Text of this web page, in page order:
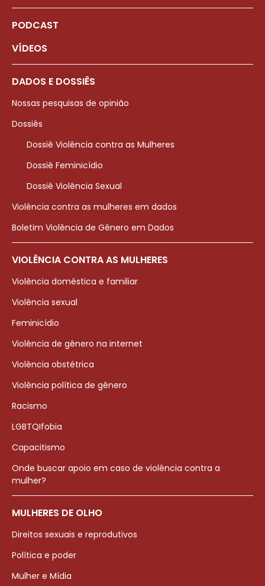
PODCAST
VÍDEOS
DADOS E DOSSIÊS
Nossas pesquisas de opinião
Dossiês
Dossiê Violência contra as Mulheres
Dossiê Feminicídio
Dossiê Violência Sexual
Violência contra as mulheres em dados
Boletim Violência de Gênero em Dados
VIOLÊNCIA CONTRA AS MULHERES
Violência doméstica e familiar
Violência sexual
Feminicídio
Violência de gênero na internet
Violência obstétrica
Violência política de gênero
Racismo
LGBTQIfobia
Capacitismo
Onde buscar apoio em caso de violência contra a
mulher?
MULHERES DE OLHO
Direitos sexuais e reprodutivos
Política e poder
Mulher e Mídia